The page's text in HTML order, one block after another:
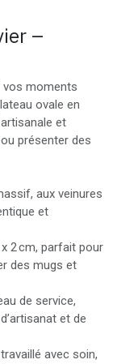
–
vos moments
ovale en
et
présenter des
aux veinures
et
2 cm, parfait pour
des mugs et
de service,
et de
avec soin,